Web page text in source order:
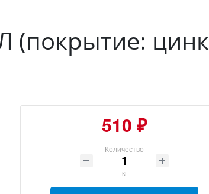
(покрытие: цинк
510 ₽
Количество
кг